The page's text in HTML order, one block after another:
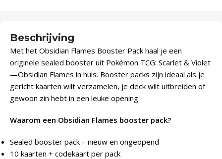
Beschrijving
Met het Obsidian Flames Booster Pack haal je een
originele sealed booster uit Pokémon TCG: Scarlet & Violet
—Obsidian Flames in huis. Booster packs zijn ideaal als je
gericht kaarten wilt verzamelen, je deck wilt uitbreiden of
gewoon zin hebt in een leuke opening.
Waarom een Obsidian Flames booster pack?
Sealed booster pack – nieuw en ongeopend
10 kaarten + codekaart per pack